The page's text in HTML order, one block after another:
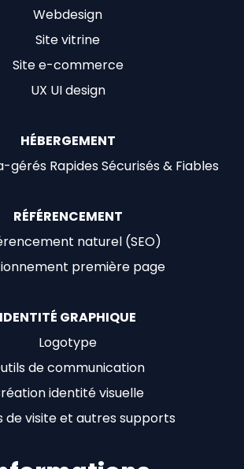
Webdesign
Site vitrine
Site e-commerce
UX UI design
HÉBERGEMENT
gérés Rapides Sécurisés & Fiables
RÉFÉRENCEMENT
naturel (SEO)
première page
IDENTITÉ GRAPHIQUE
Logotype
de communication
identité visuelle
de visite et autres supports